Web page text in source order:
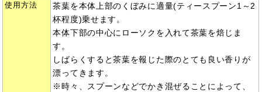
使用方法
茶葉を本体上部のくぼみに適量(ティースプーン1～2
杯程度)乗せます。
本体下部の中心にローソクを入れて茶葉を焙じま
す。
しばらくすると茶葉を報じた際のとても良い香りが
漂ってきます。
※時々、スプーンなどでかき混ぜることによって、